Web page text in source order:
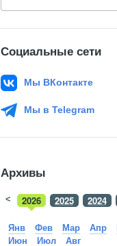
Социальные сети
Мы ВКонтакте
Мы в Telegram
Архивы
2026 2025 2024
<
Янв Фев Мар Апр
Июн
Июл Авг